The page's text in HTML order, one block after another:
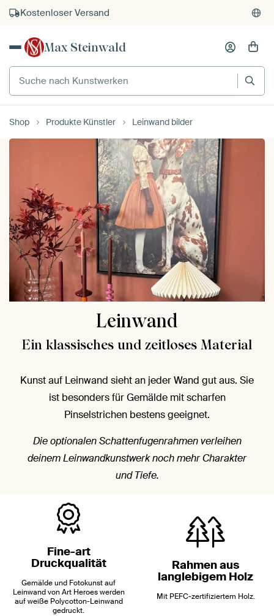
Kauf auf Rechnung
Individueller Druck auf Bestellung
Max Steinwald
Suche nach Kunstwerken
Shop Produkte Künstler Leinwand bilder
Leinwand
Ein klassisches und zeitloses Material
Kunst auf Leinwand sieht an jeder Wand gut aus. Sie
ist besonders für Gemälde mit scharfen
Pinselstrichen bestens geeignet.
Die optionalen Schattenfugenrahmen verleihen
deinem Leinwandkunstwerk noch mehr Charakter
und Tiefe.
Fine-art
Druckqualität
Gemälde und Fotokunst auf
Leinwand von Art Heroes werden
auf weiße Polycotton-Leinwand
gedruckt.
Rahmen aus
langlebigem Holz
Mit PEFC-zertifiziertem Holz.